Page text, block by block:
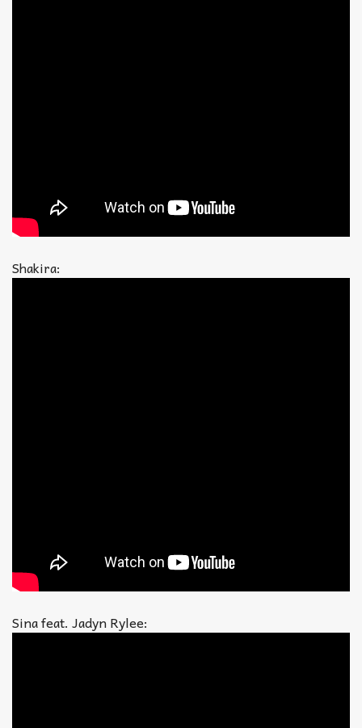
Shakira:
Sina feat. Jadyn Rylee: